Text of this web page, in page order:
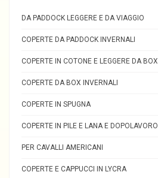
DA PADDOCK LEGGERE E DA VIAGGIO
COPERTE DA PADDOCK INVERNALI
COPERTE IN COTONE E LEGGERE DA BOX
COPERTE DA BOX INVERNALI
COPERTE IN SPUGNA
COPERTE IN PILE E LANA E DOPOLAVORO
PER CAVALLI AMERICANI
COPERTE E CAPPUCCI IN LYCRA